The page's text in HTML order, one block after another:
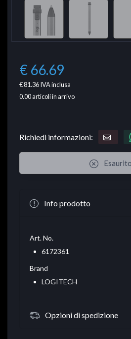
€ 66.69
€ 81.36IVA inclusa
0.00articoli in arrivo
Richiedi informazioni:
Esaurito
Info prodotto
Art. No.
6172361
Brand
LOGITECH
Opzioni di spedizione